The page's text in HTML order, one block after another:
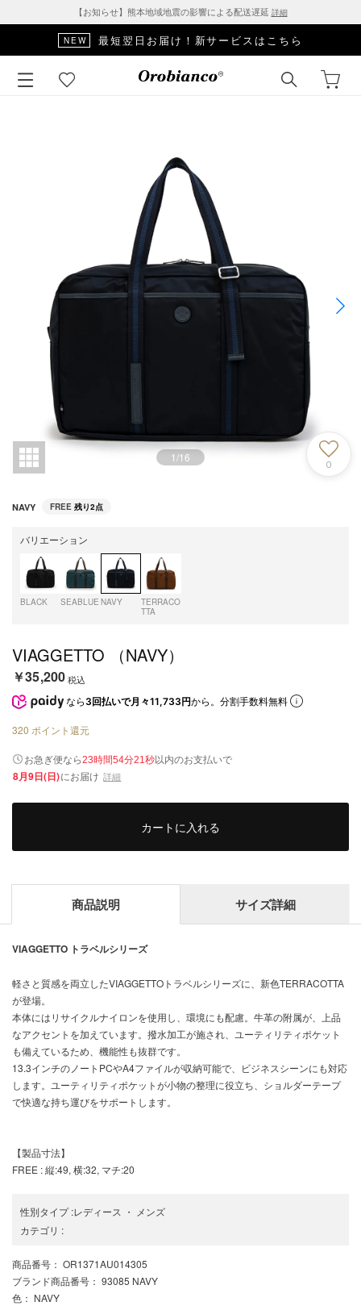
【お知らせ】熊本地域地震の影響による配送遅延 詳細
NEW 最短翌日お届け！新サービスはこちら
1/16
0
NAVY FREE 残り2点
バリエーション
BLACK SEABLUE NAVY
TERRACO
TTA
VIAGGETTO （NAVY）
￥35,200税込
なら 3回払いで月々11,733円から。分割手数料無料
320 ポイント還元
お急ぎ便なら23時間54分20秒以内のお支払いで
8月9日(日)にお届け 詳細
カートに入れる
商品説明 サイズ詳細
VIAGGETTO トラベルシリーズ
軽さと質感を両立したVIAGGETTOトラベルシリーズに、新色TERRACOTTA
が登場。
本体にはリサイクルナイロンを使用し、環境にも配慮。牛革の附属が、上品
なアクセントを加えています。撥水加工が施され、ユーティリティポケット
も備えているため、機能性も抜群です。
13.3インチのノートPCやA4ファイルが収納可能で、ビジネスシーンにも対応
します。ユーティリティポケットが小物の整理に役立ち、ショルダーテープ
で快適な持ち運びをサポートします。
【製品寸法】
FREE : 縦:49, 横:32, マチ:20
性別タイプ:レディース ・
メンズ
カテゴリ :
商品番号 ： OR1371AU014305
ブランド商品番号 ： 93085 NAVY
色 ： NAVY